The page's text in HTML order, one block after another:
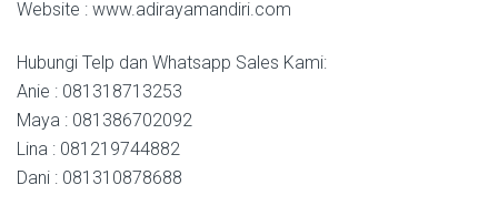
Website : www.adirayamandiri.com
Hubungi Telp dan Whatsapp Sales Kami:
Anie : 081318713253
Maya : 081386702092
Lina : 081219744882
Dani : 081310878688